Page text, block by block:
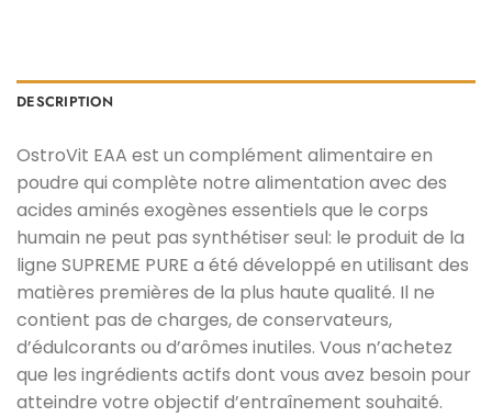
DESCRIPTION
OstroVit EAA est un complément alimentaire en
poudre qui complète notre alimentation avec des
acides aminés exogènes essentiels que le corps
humain ne peut pas synthétiser seul: le produit de la
ligne SUPREME PURE a été développé en utilisant des
matières premières de la plus haute qualité. Il ne
contient pas de charges, de conservateurs,
d’édulcorants ou d’arômes inutiles. Vous n’achetez
que les ingrédients actifs dont vous avez besoin pour
atteindre votre objectif d’entraînement souhaité.